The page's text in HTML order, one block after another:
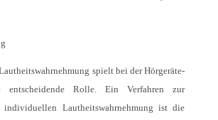
spielt bei der Hörgeräte-
entscheidende Rolle. Ein Verfahren zur
individuellen Lautheitswahrnehmung ist die